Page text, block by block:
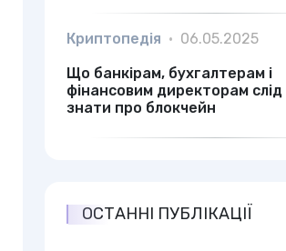
Криптопедія • 06.05.2025
Що банкірам, бухгалтерам і
фінансовим директорам слід
знати про блокчейн
ОСТАННІ ПУБЛІКАЦІЇ